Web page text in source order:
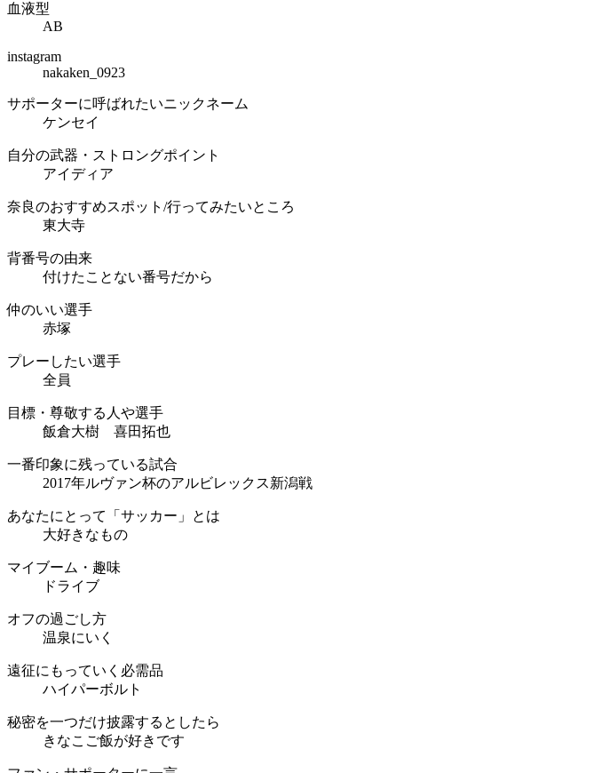
血液型
AB
instagram
nakaken_0923
サポーターに呼ばれたいニックネーム
ケンセイ
自分の武器・ストロングポイント
アイディア
奈良のおすすめスポット/行ってみたいところ
東大寺
背番号の由来
付けたことない番号だから
仲のいい選手
赤塚
プレーしたい選手
全員
目標・尊敬する人や選手
飯倉大樹 喜田拓也
一番印象に残っている試合
2017年ルヴァン杯のアルビレックス新潟戦
あなたにとって「サッカー」とは
大好きなもの
マイブーム・趣味
ドライブ
オフの過ごし方
温泉にいく
遠征にもっていく必需品
ハイパーボルト
秘密を一つだけ披露するとしたら
きなこご飯が好きです